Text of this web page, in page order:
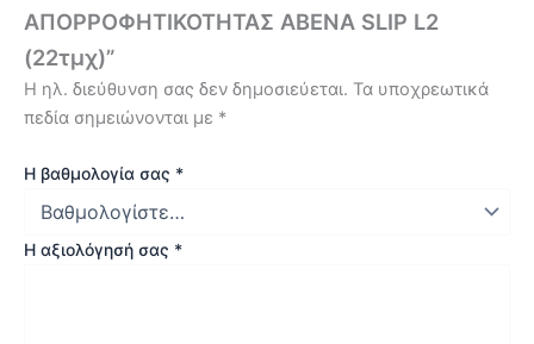
ΑΠΟΡΡΟΦΗΤΙΚΟΤΗΤΑΣ ABENA SLIP L2
(22τμχ)”
Η ηλ. διεύθυνση σας δεν δημοσιεύεται. Τα υποχρεωτικά
πεδία σημειώνονται με *
Η βαθμολογία σας *
Η αξιολόγησή σας *